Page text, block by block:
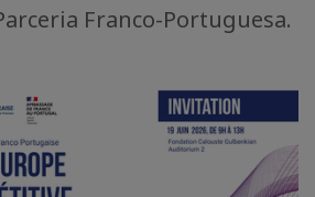
Franco-Portuguesa.